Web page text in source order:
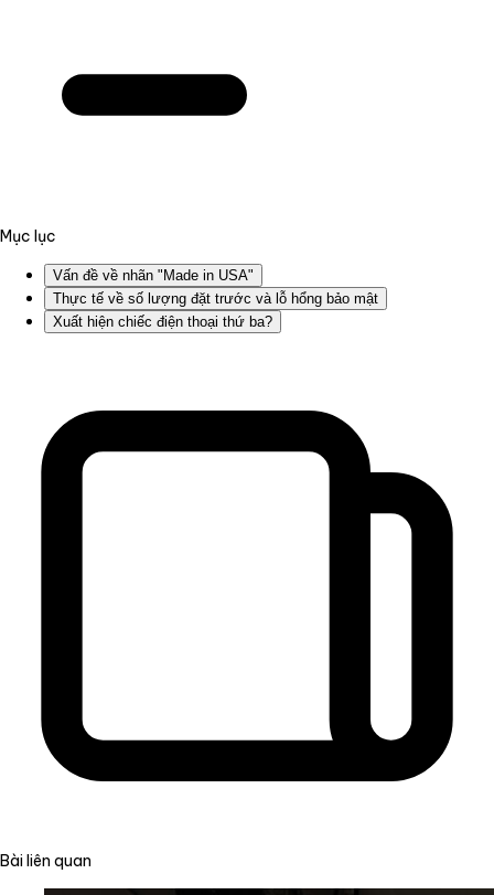
Mục lục
Vấn đề về nhãn "Made in USA"
Thực tế về số lượng đặt trước và lỗ hổng bảo mật
Xuất hiện chiếc điện thoại thứ ba?
Bài liên quan